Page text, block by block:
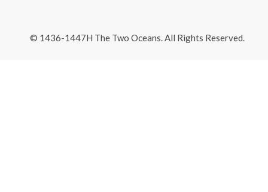
© 1436-1447H The Two Oceans. All Rights Reserved.